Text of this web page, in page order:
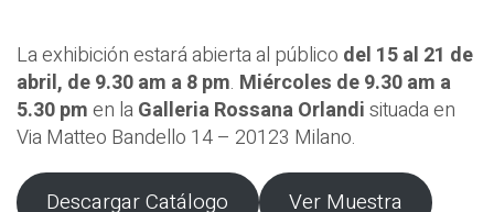
La exhibición estará abierta al público del 15 al 21 de
abril, de 9.30 am a 8 pm. Miércoles de 9.30 am a
5.30 pmen laGalleria Rossana Orlandisituada en
Via Matteo Bandello 14 – 20123 Milano.
Descargar Catálogo Ver Muestra